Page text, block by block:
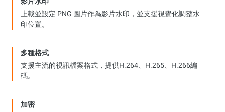
上載並設定 PNG 圖片作為影片水印，並支援視覺化調整水
印位置。
多種格式
支援主流的視訊檔案格式，提供H.264、H.265、H.266編
碼。
加密